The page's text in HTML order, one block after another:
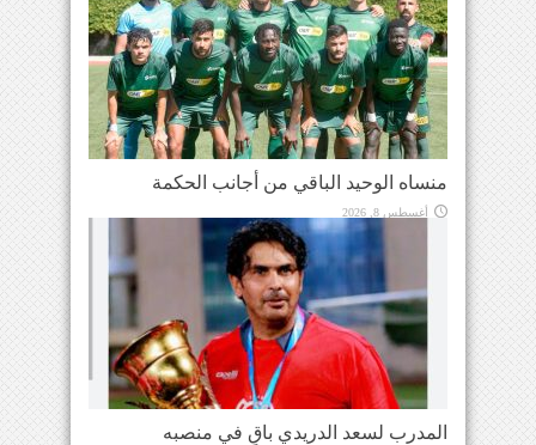
منساه الوحيد الباقي من أجانب الحكمة
أغسطس 8, 2026
المدرب لسعد الدريدي باقٍ في منصبه